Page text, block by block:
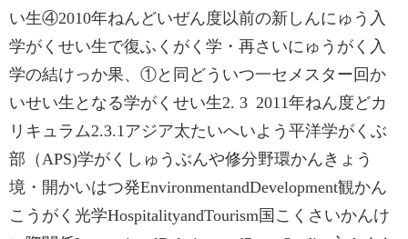
い生④‌2010年ねんどいぜん度以前の新しんにゅう入
学がくせい生で復ふくがく学・再さいにゅうがく入
学の結けっか果、①と同どういつ一セメスター回か
いせい生となる学がくせい生2. 3 2011年ねん度どカ
リキュラム2.3.1アジア太たいへいよう平洋学がくぶ
部（APS)学がくしゅうぶんや修分野環かんきょう
境・開かいはつ発Environment‌and‌Development観かん
こうがく光学Hospitality‌and‌Tourism国こくさいかんけ